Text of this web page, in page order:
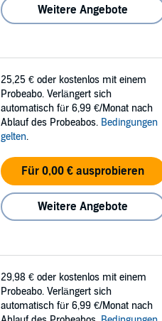
Weitere Angebote
25,25 € oder kostenlos mit einem
Probeabo. Verlängert sich
automatisch für 6,99 €/Monat nach
Ablauf des Probeabos. Bedingungen
gelten.
Für 0,00 € ausprobieren
Weitere Angebote
29,98 € oder kostenlos mit einem
Probeabo. Verlängert sich
automatisch für 6,99 €/Monat nach